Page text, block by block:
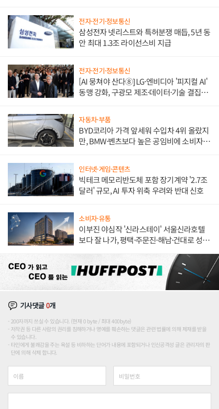
전자·전기·정보통신
삼성전자 넷리스트와 특허분쟁 매듭, 5년 동
안 최대 1.3조 라이선스비 지급
전자·전기·정보통신
[AI 뭉쳐야 산다⑧] LG·엔비디아 '피지컬 AI'
동맹 강화, 구광모 제조·데이터·기술 결집
자동차·부품
BYD코리아 가격 앞세워 수입차 4위 올랐지
만, BMW·벤츠보다 높은 공임비에 소비자
인터넷·게임·콘텐츠
빅테크 메모리반도체 포함 장기계약 '2.7조
달러' 규모, AI 투자 위축 우려와 반대 신호
소비자·유통
이부진 야심작 '신라스테이' 서울신라호텔
보다 잘 나가, 평택·주문진·해남·건대로 성
기사댓글0개
200자까지 쓰실 수 있습니다. (현재 0 byte / 최대 400byte)
저작권 등 다른 사람의 권리를 침해하거나 명예를 훼손하는 댓글은 관련 법률에 의해 제재를 받을
수 있습니다.
타인에게 불쾌감을 주는 욕설 등 비하하는 단어가 내용에 포함되거나 인신공격성 글은 관리자의 판
단에 의해 삭제 합니다.